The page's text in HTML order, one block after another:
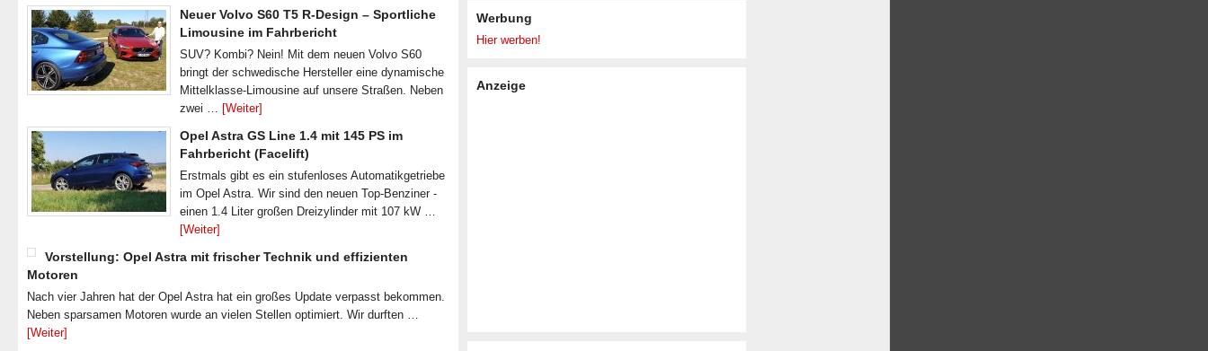
Neuer Volvo S60 T5 R-Design – Sportliche
Limousine im Fahrbericht
SUV? Kombi? Nein! Mit dem neuen Volvo S60
bringt der schwedische Hersteller eine dynamische
Mittelklasse-Limousine auf unsere Straßen. Neben
zwei … [Weiter]
Opel Astra GS Line 1.4 mit 145 PS im
Fahrbericht (Facelift)
Erstmals gibt es ein stufenloses Automatikgetriebe
im Opel Astra. Wir sind den neuen Top-Benziner -
einen 1.4 Liter großen Dreizylinder mit 107 kW …
[Weiter]
Vorstellung: Opel Astra mit frischer Technik und effizienten
Motoren
Nach vier Jahren hat der Opel Astra hat ein großes Update verpasst bekommen.
Neben sparsamen Motoren wurde an vielen Stellen optimiert. Wir durften …
[Weiter]
Werbung
Hier werben!
Anzeige